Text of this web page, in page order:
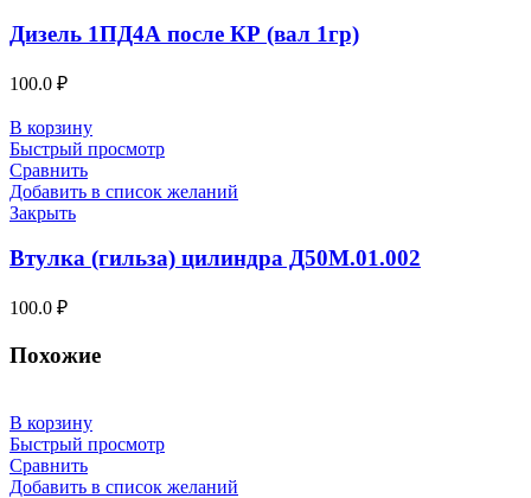
Дизель 1ПД4А после КР (вал 1гр)
100.0 ₽
В корзину
Быстрый просмотр
Сравнить
Добавить в список желаний
Закрыть
Втулка (гильза) цилиндра Д50М.01.002
100.0 ₽
Похожие
В корзину
Быстрый просмотр
Сравнить
Добавить в список желаний